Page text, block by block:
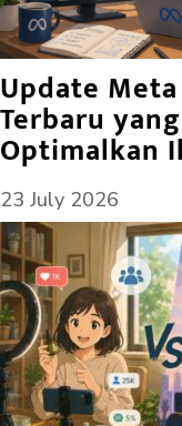
Update
Terbaru
Optimalkan
23 July 2026